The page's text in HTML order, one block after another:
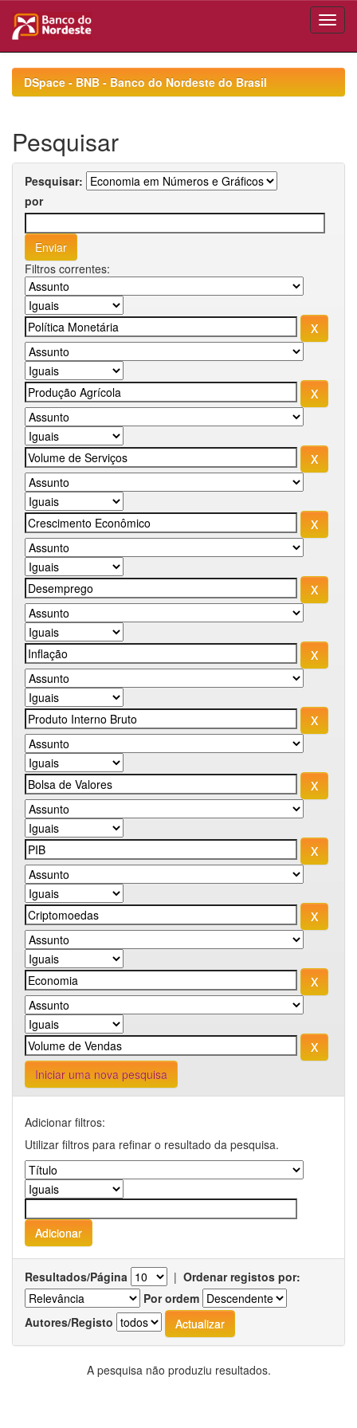
navigationDSpace - BNB - Banco do Nordeste do Brasil
Pesquisar
Pesquisar:
por
Filtros correntes:
Iniciar uma nova pesquisa
Adicionar filtros:
Utilizar filtros para refinar o resultado da pesquisa.
Resultados/Página | Ordenar registos por:
Por ordem
Autores/Registo
A pesquisa não produziu resultados.